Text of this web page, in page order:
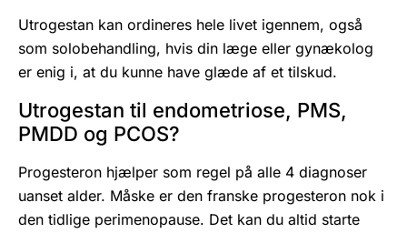
Utrogestan kan ordineres hele livet igennem, også
som solobehandling, hvis din læge eller gynækolog
er enig i, at du kunne have glæde af et tilskud.
Utrogestan til endometriose, PMS,
PMDD og PCOS?
Progesteron hjælper som regel på alle 4 diagnoser
uanset alder. Måske er den franske progesteron nok i
den tidlige perimenopause. Det kan du altid starte